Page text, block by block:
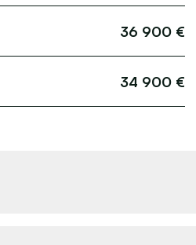
36 900 €
34 900 €